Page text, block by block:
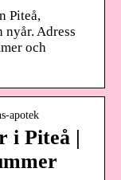
Piteå,
Adress
och
apotek
i Piteå |